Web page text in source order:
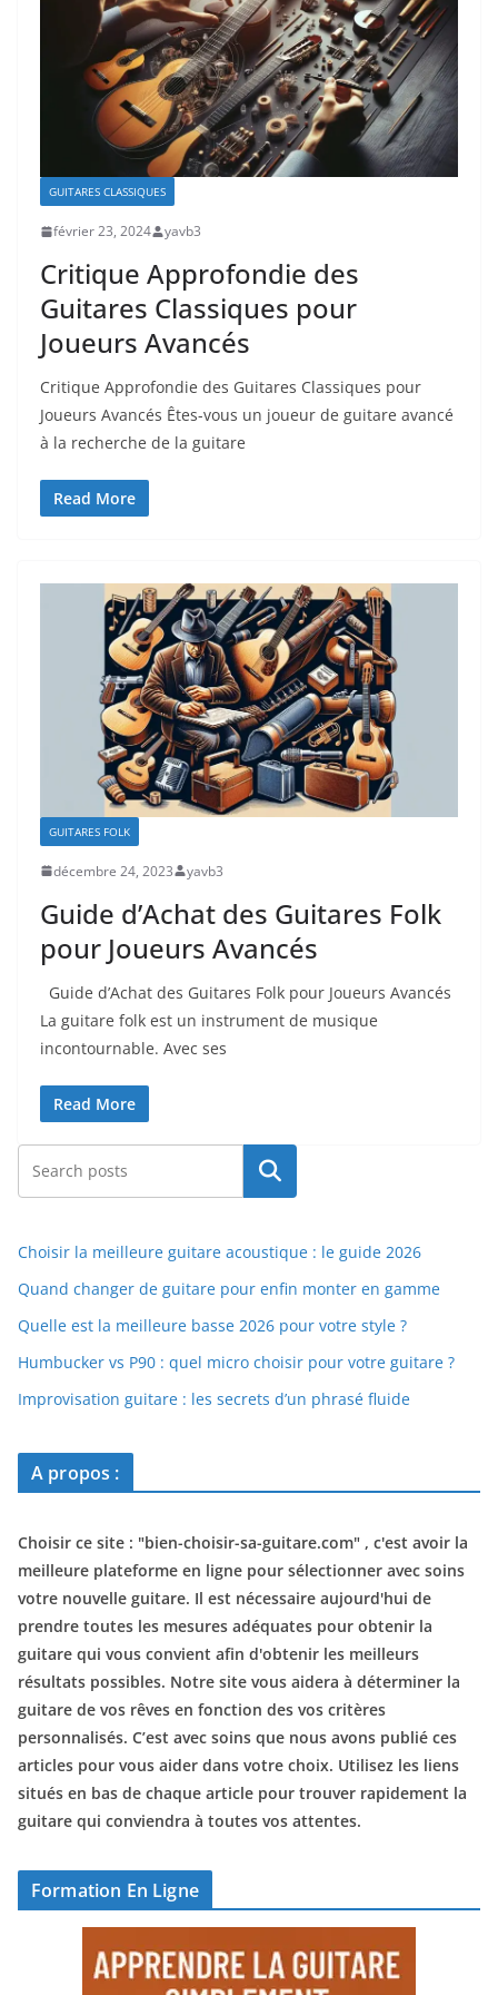
GUITARES CLASSIQUES
février 23, 2024 yavb3
Critique Approfondie des
Guitares Classiques pour
Joueurs Avancés
Critique Approfondie des Guitares Classiques ​pour
Joueurs Avancés Êtes-vous un ⁣joueur de guitare avancé‍
à la recherche de la ⁢guitare
Read More
GUITARES FOLK
décembre 24, 2023 yavb3
Guide d’Achat des Guitares Folk
pour Joueurs Avancés
Guide ‍d’Achat⁤ des ‍Guitares Folk⁢ pour ⁤Joueurs Avancés
La guitare⁢ folk⁤ est un instrument de musique
incontournable. Avec ses
Read More
Rechercher
Choisir la meilleure guitare acoustique : le guide 2026
Quand changer de guitare pour enfin monter en gamme
Quelle est la meilleure basse 2026 pour votre style ?
Humbucker vs P90 : quel micro choisir pour votre guitare ?
Improvisation guitare : les secrets d’un phrasé fluide
A propos :
Choisir ce site : "bien-choisir-sa-guitare.com" , c'est avoir la
meilleure plateforme en ligne pour sélectionner avec soins
votre nouvelle guitare. Il est nécessaire aujourd'hui de
prendre toutes les mesures adéquates pour obtenir la
guitare qui vous convient afin d'obtenir les meilleurs
résultats possibles. Notre site vous aidera à déterminer la
guitare de vos rêves en fonction des vos critères
personnalisés. C’est avec soins que nous avons publié ces
articles pour vous aider dans votre choix. Utilisez les liens
situés en bas de chaque article pour trouver rapidement la
guitare qui conviendra à toutes vos attentes.
Formation En Ligne